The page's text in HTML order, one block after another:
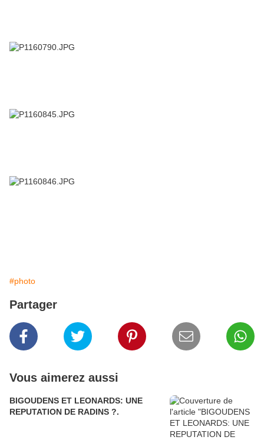
#photo
Partager
Vous aimerez aussi
BIGOUDENS ET LEONARDS: UNE
REPUTATION DE RADINS ?.